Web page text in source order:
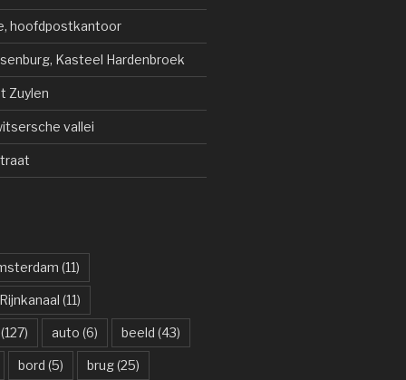
hoofdpostkantoor
Kasteel Hardenbroek
Zuylen
vallei
(11)
(11)
auto (6) beeld (43)
bord (5) brug(25)